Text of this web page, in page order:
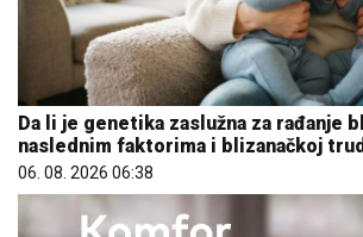
Da li je genetika zaslužna za rađanje
naslednim faktorima i blizanačkoj
06. 08. 2026 06:38